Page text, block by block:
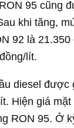
RON 95 cũng
khi tăng,
92 là 21.350
lít.
diesel được
Hiện giá
RON 95. Ở